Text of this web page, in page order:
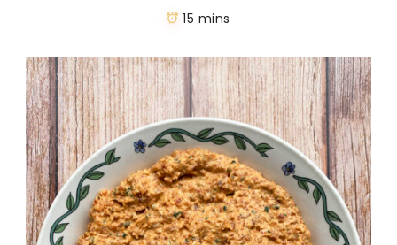
15 mins